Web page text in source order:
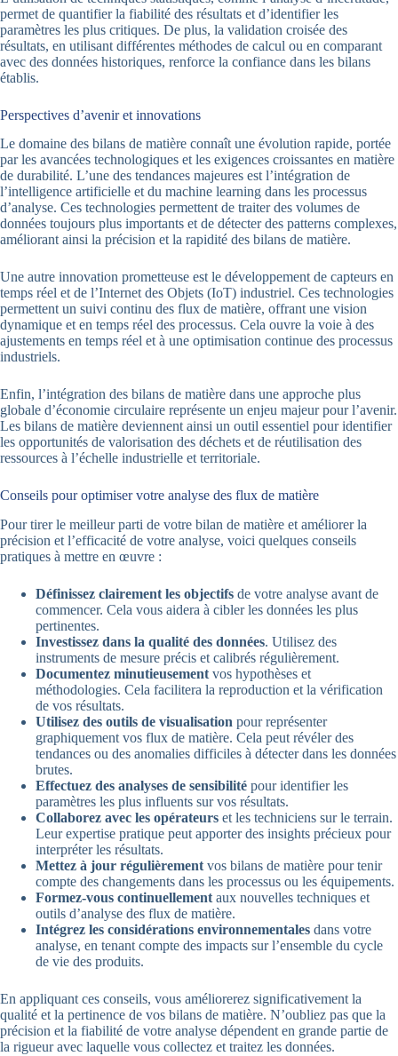
permet de quantifier la fiabilité des résultats et d’identifier les
paramètres les plus critiques. De plus, la validation croisée des
résultats, en utilisant différentes méthodes de calcul ou en comparant
avec des données historiques, renforce la confiance dans les bilans
établis.
Perspectives d’avenir et innovations
Le domaine des bilans de matière connaît une évolution rapide, portée
par les avancées technologiques et les exigences croissantes en matière
de durabilité. L’une des tendances majeures est l’intégration de
l’intelligence artificielle et du machine learning dans les processus
d’analyse. Ces technologies permettent de traiter des volumes de
données toujours plus importants et de détecter des patterns complexes,
améliorant ainsi la précision et la rapidité des bilans de matière.
Une autre innovation prometteuse est le développement de capteurs en
temps réel et de l’Internet des Objets (IoT) industriel. Ces technologies
permettent un suivi continu des flux de matière, offrant une vision
dynamique et en temps réel des processus. Cela ouvre la voie à des
ajustements en temps réel et à une optimisation continue des processus
industriels.
Enfin, l’intégration des bilans de matière dans une approche plus
globale d’économie circulaire représente un enjeu majeur pour l’avenir.
Les bilans de matière deviennent ainsi un outil essentiel pour identifier
les opportunités de valorisation des déchets et de réutilisation des
ressources à l’échelle industrielle et territoriale.
Conseils pour optimiser votre analyse des flux de matière
Pour tirer le meilleur parti de votre bilan de matière et améliorer la
précision et l’efficacité de votre analyse, voici quelques conseils
pratiques à mettre en œuvre :
Définissez clairement les objectifs de votre analyse avant de
commencer. Cela vous aidera à cibler les données les plus
pertinentes.
Investissez dans la qualité des données. Utilisez des
instruments de mesure précis et calibrés régulièrement.
Documentez minutieusement vos hypothèses et
méthodologies. Cela facilitera la reproduction et la vérification
de vos résultats.
Utilisez des outils de visualisation pour représenter
graphiquement vos flux de matière. Cela peut révéler des
tendances ou des anomalies difficiles à détecter dans les données
brutes.
Effectuez des analyses de sensibilité pour identifier les
paramètres les plus influents sur vos résultats.
Collaborez avec les opérateurs et les techniciens sur le terrain.
Leur expertise pratique peut apporter des insights précieux pour
interpréter les résultats.
Mettez à jour régulièrement vos bilans de matière pour tenir
compte des changements dans les processus ou les équipements.
Formez-vous continuellement aux nouvelles techniques et
outils d’analyse des flux de matière.
Intégrez les considérations environnementales dans votre
analyse, en tenant compte des impacts sur l’ensemble du cycle
de vie des produits.
En appliquant ces conseils, vous améliorerez significativement la
qualité et la pertinence de vos bilans de matière. N’oubliez pas que la
précision et la fiabilité de votre analyse dépendent en grande partie de
la rigueur avec laquelle vous collectez et traitez les données.